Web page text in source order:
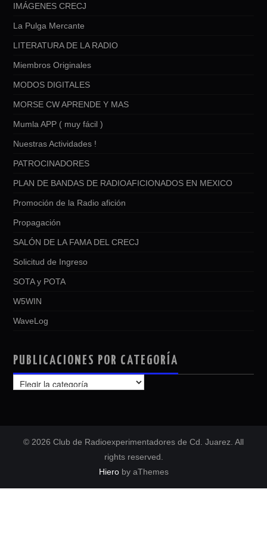
IMÁGENES CRECJ
La Pulga Mercante
LITERATURA DE LA RADIO
Miembros Originales
MODOS DIGITALES
MORSE CW APRENDE Y MAS
Mumla APP ( muy fácil )
Nuestras Actividades !
PATROCINADORES
PLAN DE BANDAS DE RADIOAFICIONADOS EN MEXICO
Promoción de la Radio afición
Propagación
SALÓN DE LA FAMA DEL CRECJ
Solicitud de Ingreso
SOTA y POTA
W5WIN
WaveLog
PUBLICACIONES POR CATEGORÍA
PUBLICACIONES
POR
© 2026 Club de Radioexperimentadores de Cd. Juarez. All
rights reserved.
Hieroby aThemes